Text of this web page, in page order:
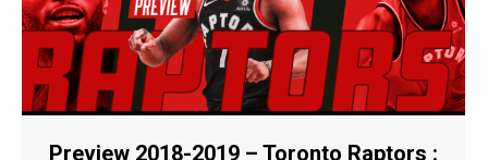
Preview 2018-2019 – Toronto Raptors :